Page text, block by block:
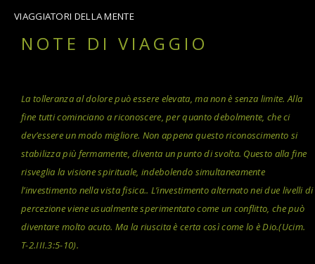
VIAGGIATORI DELLA MENTE
NOTE DI VIAGGIO
La tolleranza al dolore può essere elevata, ma non è senza limite. Alla
fine tutti cominciano a riconoscere, per quanto debolmente, che ci
dev’essere un modo migliore. Non appena questo riconoscimento si
stabilizza più fermamente, diventa un punto di svolta. Questo alla fine
risveglia la visione spirituale, indebolendo simultaneamente
l’investimento nella vista fisica.. L’investimento alternato nei due livelli di
percezione viene usualmente sperimentato come un conflitto, che può
diventare molto acuto. Ma la riuscita è certa così come lo è Dio.(Ucim.
T-2.III.3:5-10).